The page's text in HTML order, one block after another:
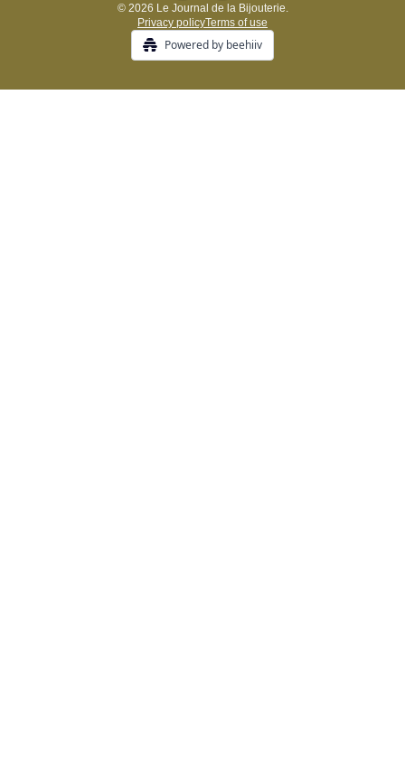
© 2026 Le Journal de la Bijouterie.
Privacy policyTerms of use
Powered by beehiiv